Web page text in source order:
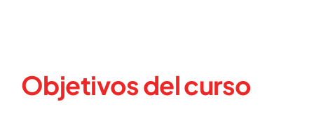
Objetivos del curso